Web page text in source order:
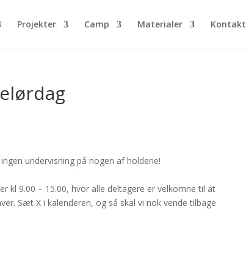
Projekter Camp Materialer Kontakt
undervisning på nogen af holdene!
kl 9.00 – 15.00, hvor alle deltagere er velkomne til at
Sæt X i kalenderen, og så skal vi nok vende tilbage